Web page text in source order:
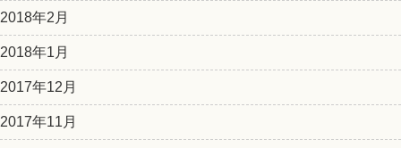
2018年2月
2018年1月
2017年12月
2017年11月